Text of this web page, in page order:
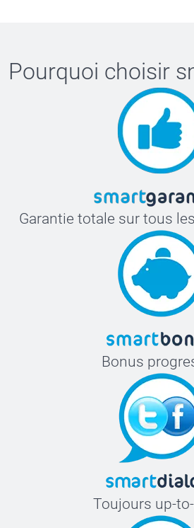
Pourquoi choisir
Garantie totale sur tous
Bonus
Toujours up-